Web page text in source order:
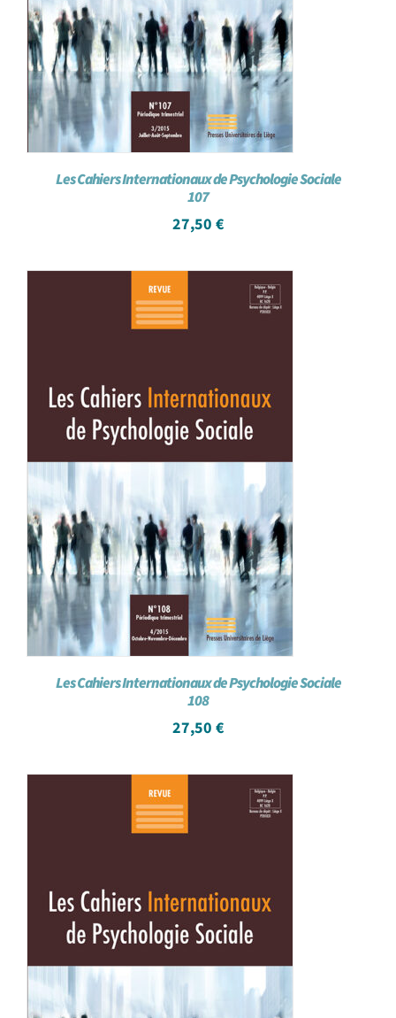
Les Cahiers Internationaux de Psychologie Sociale
107
27,50 €
Les Cahiers Internationaux de Psychologie Sociale
108
27,50 €